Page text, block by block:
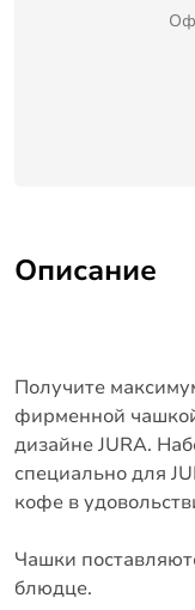
Описание
Получите
фирменной
дизайне JURA.
специально для
кофе в
Чашки
блюдце.